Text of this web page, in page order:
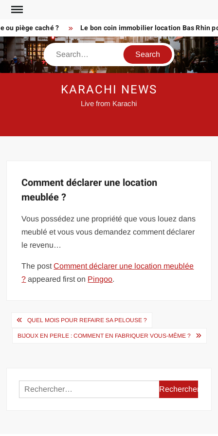
Skip
content
ou piège caché ? Le bon coin immobilier location Bas Rhin
Search
KARACHI NEWS
Live from Karachi
Comment déclarer une location
meublée ?
Vous possédez une propriété que vous louez dans
meublé et vous vous demandez comment déclarer
le revenu…
The postComment déclarer une location meublée
? appeared first on Pingoo.
Navigation
de
QUEL MOIS POUR REFAIRE SA PELOUSE ?
BIJOUX EN PERLE : COMMENT EN FABRIQUER VOUS-MÊME ?
Rechercher :